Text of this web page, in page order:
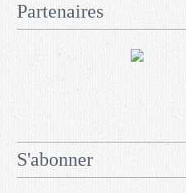
Partenaires
S'abonner